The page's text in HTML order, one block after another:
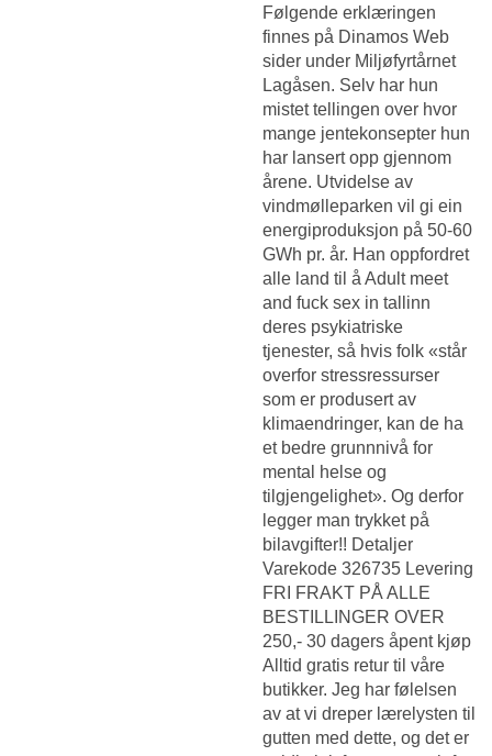
Følgende erklæringen
finnes på Dinamos Web
sider under Miljøfyrtårnet
Lagåsen. Selv har hun
mistet tellingen over hvor
mange jentekonsepter hun
har lansert opp gjennom
årene. Utvidelse av
vindmølleparken vil gi ein
energiproduksjon på 50-60
GWh pr. år. Han oppfordret
alle land til å Adult meet
and fuck sex in tallinn
deres psykiatriske
tjenester, så hvis folk «står
overfor stressressurser
som er produsert av
klimaendringer, kan de ha
et bedre grunnnivå for
mental helse og
tilgjengelighet». Og derfor
legger man trykket på
bilavgifter!! Detaljer
Varekode 326735 Levering
FRI FRAKT PÅ ALLE
BESTILLINGER OVER
250,- 30 dagers åpent kjøp
Alltid gratis retur til våre
butikker. Jeg har følelsen
av at vi dreper lærelysten til
gutten med dette, og det er